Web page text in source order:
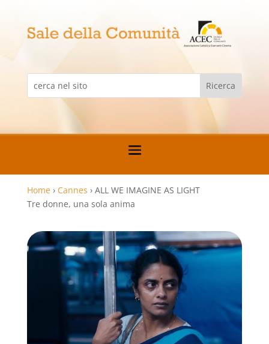
Home › Cannes › ALL WE IMAGINE AS LIGHT
Tre donne, una sola anima